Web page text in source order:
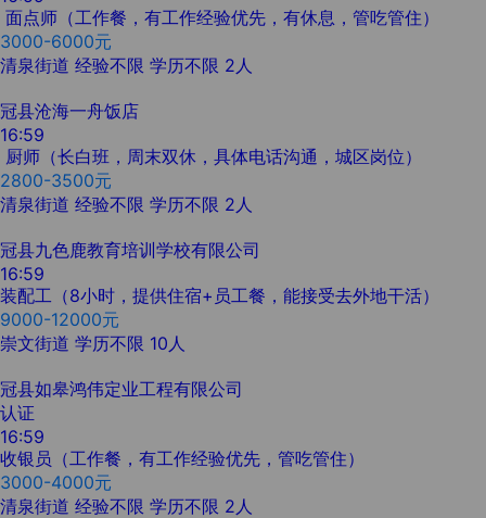
面点师（工作餐，有工作经验优先，有休息，管吃管住）
3000-6000元
清泉街道 经验不限 学历不限 2人
冠县沧海一舟饭店
16:59
厨师（长白班，周末双休，具体电话沟通，城区岗位）
2800-3500元
清泉街道 经验不限 学历不限 2人
冠县九色鹿教育培训学校有限公司
16:59
装配工（8小时，提供住宿+员工餐，能接受去外地干活）
9000-12000元
崇文街道 学历不限 10人
冠县如皋鸿伟定业工程有限公司
认证
16:59
收银员（工作餐，有工作经验优先，管吃管住）
3000-4000元
清泉街道 经验不限 学历不限 2人